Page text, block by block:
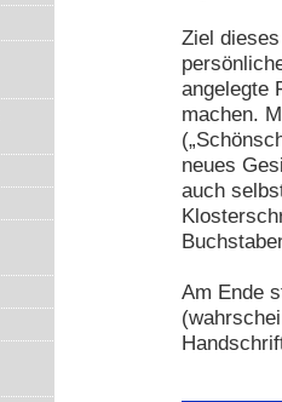
Ziel
angelegte
machen.
neues
auch
Am Ende